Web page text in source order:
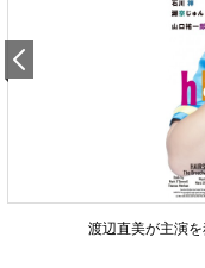
渡辺直美が主演を